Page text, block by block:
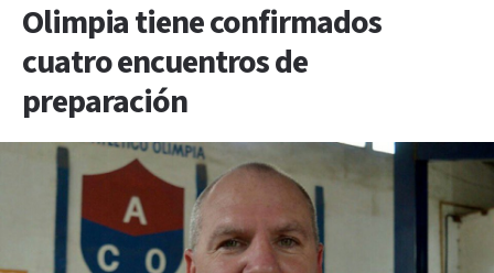
Olimpia tiene confirmados
cuatro encuentros de
preparación